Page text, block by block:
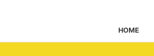
HOME